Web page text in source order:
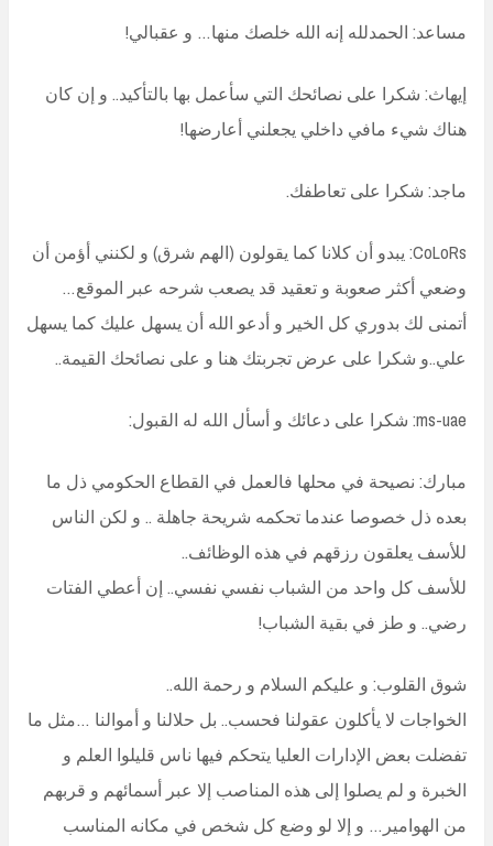
مساعد: الحمدلله إنه الله خلصك منها… و عقبالي!
إيهاث: شكرا على نصائحك التي سأعمل بها بالتأكيد.. و إن كان
هناك شيء مافي داخلي يجعلني أعارضها!
ماجد: شكرا على تعاطفك.
CoLoRs: يبدو أن كلانا كما يقولون (الهم شرق) و لكنني أؤمن أن
وضعي أكثر صعوبة و تعقيد قد يصعب شرحه عبر الموقع…
أتمنى لك بدوري كل الخير و أدعو الله أن يسهل عليك كما يسهل
علي..و شكرا على عرض تجربتك هنا و على نصائحك القيمة..
ms-uae: شكرا على دعائك و أسأل الله له القبول:
مبارك: نصيحة في محلها فالعمل في القطاع الحكومي ذل ما
بعده ذل خصوصا عندما تحكمه شريحة جاهلة .. و لكن الناس
للأسف يعلقون رزقهم في هذه الوظائف..
للأسف كل واحد من الشباب نفسي نفسي.. إن أعطي الفتات
رضي.. و طز في بقية الشباب!
شوق القلوب: و عليكم السلام و رحمة الله..
الخواجات لا يأكلون عقولنا فحسب.. بل حلالنا و أموالنا …مثل ما
تفضلت بعض الإدارات العليا يتحكم فيها ناس قليلوا العلم و
الخبرة و لم يصلوا إلى هذه المناصب إلا عبر أسمائهم و قربهم
من الهوامير… و إلا لو وضع كل شخص في مكانه المناسب